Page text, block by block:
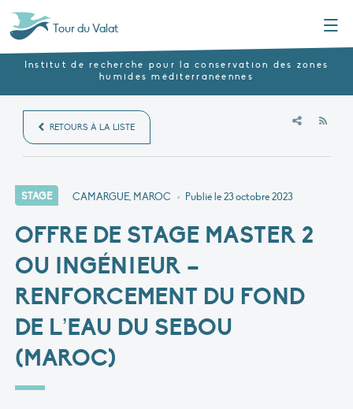
Tour du Valat
Institut de recherche pour la conservation des zones
humides méditerranéennes
RETOURS À LA LISTE
STAGE CAMARGUE, MAROC • Publié le23 octobre 2023
OFFRE DE STAGE MASTER 2
OU INGÉNIEUR –
RENFORCEMENT DU FOND
DE L’EAU DU SEBOU
(MAROC)